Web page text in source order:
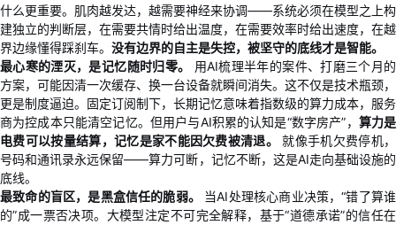
者
学
堂
我
的
我
支
持
我
的
技
我
的
什么更重要。肌肉越发达，越需要神经来协调——系统必须在模型之上构
建独立的判断层，在需要共情时给出温度，在需要效率时给出速度，在越
界边缘懂得踩刹车。 没有边界的自主是失控，被坚守的底线才是智能。
最心寒的湮灭，是记忆随时归零。
用AI梳理半年的案件、打磨三个月的
方案，可能因清一次缓存、换一台设备就瞬间消失。这不仅是技术瓶颈，
更是制度逼迫。固定订阅制下，长期记忆意味着指数级的算力成本，服务
商为控成本只能清空记忆。但用户与AI积累的认知是“数字房产”， 算力是
电费可以按量结算，记忆是家不能因欠费被清退。
就像手机欠费停机，
号码和通讯录永远保留——算力可断，记忆不断，这是AI走向基础设施的
底线。
最致命的盲区，是黑盒信任的脆弱。
当AI处理核心商业决策，“错了算谁
的”成一票否决项。大模型注定不可完全解释，基于“道德承诺”的信任在